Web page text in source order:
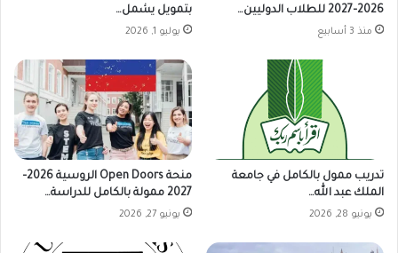
2026–2027 للطلاب الدوليين…
منذ 3 أسابيع
بتمويل يشمل…
يوليو 1, 2026
تدريب ممول بالكامل في جامعة
الملك عبد الله…
يونيو 28, 2026
منحة Open Doors الروسية 2026–
2027 ممولة بالكامل للدراسة…
يونيو 27, 2026